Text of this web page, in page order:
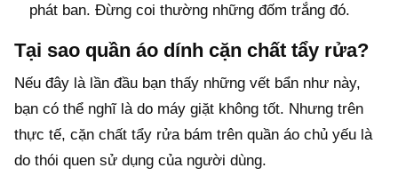
phát ban. Đừng coi thường những đốm trắng đó.
Tại sao quần áo dính cặn chất tẩy rửa?
Nếu đây là lần đầu bạn thấy những vết bẩn như này,
bạn có thể nghĩ là do máy giặt không tốt. Nhưng trên
thực tế, cặn chất tẩy rửa bám trên quần áo chủ yếu là
do thói quen sử dụng của người dùng.